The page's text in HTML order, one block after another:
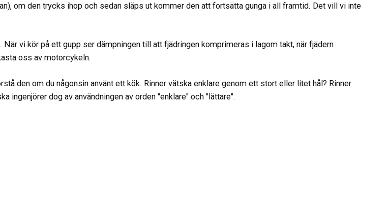
om den trycks ihop och sedan släps ut kommer den att fortsätta gunga i all framtid. Det vill vi inte
vi kör på ett gupp ser dämpningen till att fjädringen komprimeras i lagom takt, när fjädern
oss av motorcykeln.
den om du någonsin använt ett kök. Rinner vätska enklare genom ett stort eller litet hål? Rinner
ingenjörer dog av användningen av orden "enklare" och "lättare".